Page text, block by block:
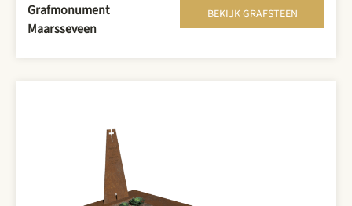
Grafmonument
Maarsseveen
BEKIJK GRAFSTEEN